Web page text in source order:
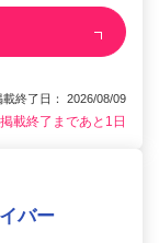
終了日： 2026/08/09
掲載終了まであと1日
バー